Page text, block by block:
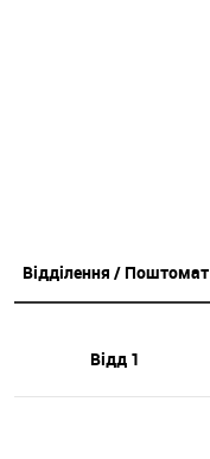
Відділення / Поштомат
Відд 1